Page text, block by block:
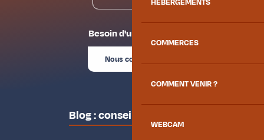
HÉBERGEMENTS
COMMERCES
COMMENT VENIR ?
WEBCAM
Besoin d'un conseil ?
Nous contacter
Blog : conseils des locaux